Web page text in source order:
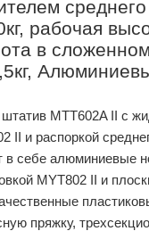
рабочая
в
MTT602A II с
II и распоркой
в себе алюминиевые
MYT802 II и
пряжку,